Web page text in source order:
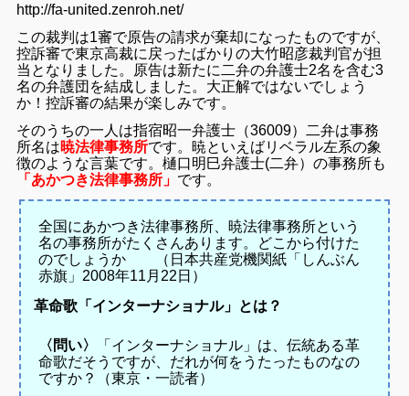
http://fa-united.zenroh.net/
この裁判は1審で原告の請求が棄却になったものですが、
控訴審で東京高裁に戻ったばかりの大竹昭彦裁判官が担
当となりました。原告は新たに二弁の弁護士2名を含む3
名の弁護団を結成しました。大正解ではないでしょう
か！控訴審の結果が楽しみです。
そのうちの一人は指宿昭一弁護士（36009）二弁は事務
所名は暁法律事務所です。暁といえばリベラル左系の象
徴のような言葉です。樋口明巳弁護士(二弁）の事務所も
「あかつき法律事務所」 です。
全国にあかつき法律事務所、暁法律事務所という
名の事務所がたくさんあります。どこから付けた
のでしょうか （ 日本共産党機関紙「しんぶん
赤旗」2008年11月22日）
革命歌「インターナショナル」とは？
〈問い〉
「インターナショナル」は、伝統ある革
命歌だそうですが、だれが何をうたったものなの
ですか？（東京・一読者）